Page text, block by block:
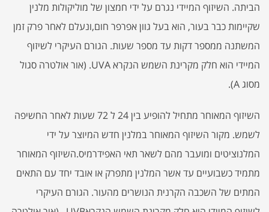
הביתה. השיזוף המיידי נגרם על ידי חמצון של מוליקולות מלנין
שקיימות כבר בעור, הוא בעל גוון אפרפר חום,ונעלם לאחר פרק זמן
המשתנה ממספר דקות עד מספר שעות. הגורם העיקרי לשיזוף
המיידי הוא חלק מקרינת השמש הנקרא UVA. (אור אולטרה סגול
מסוג A).
השיזוף המאוחר מתחיל להופיע בין 24 ל 72 שעות לאחר החשיפה
לשמש. מקור השיזוף המאוחר במלנין חדש המיוצר על ידי
המלנוציטים ומועבר מהם לשאר תאי האפידרמיס.השיזוף המאוחר
מתמיד כשבועיים עד אשר המלנין מתפרק או אובד יחד עם התאים
המתים של השכבה הקרנית הנושרים מהעור. הגורם העיקרי